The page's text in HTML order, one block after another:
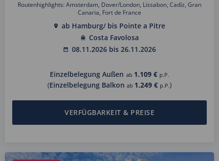
Routenhighlights: Amsterdam, Dover/London, Lissabon, Cadíz, Gran
Canaria, Fort de France
ab Hamburg/ bis Pointe a Pitre
Costa Favolosa
08.11.2026 bis 26.11.2026
Einzelbelegung Außen ab 1.109 € p.P.
(Einzelbelegung Balkon ab 1.249 € p.P.)
VERFÜGBARKEIT & PREISE